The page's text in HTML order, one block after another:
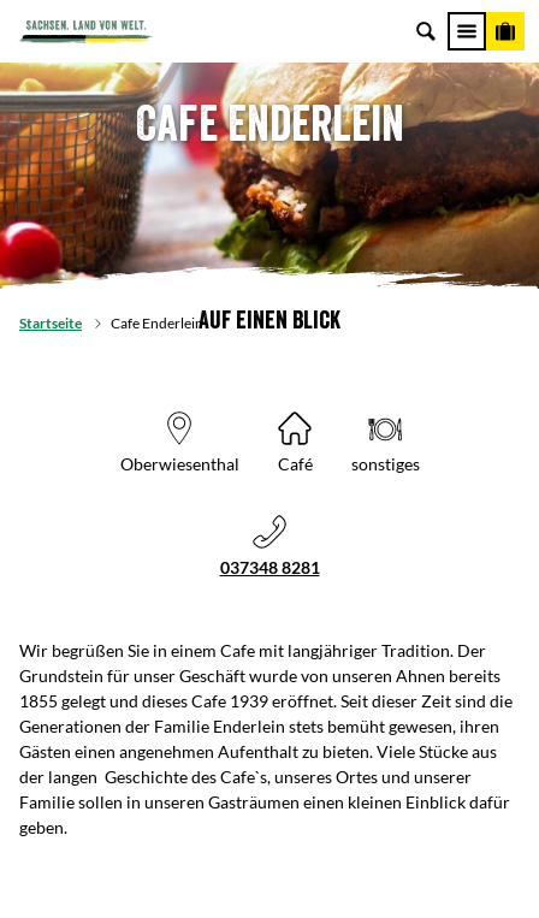
Cafe Enderlein
Startseite Cafe EnderleinAuf einen Blick
Oberwiesenthal Café sonstiges
037348 8281
Wir begrüßen Sie in einem Cafe mit langjähriger Tradition. Der
Grundstein für unser Geschäft wurde von unseren Ahnen bereits
1855 gelegt und dieses Cafe 1939 eröffnet. Seit dieser Zeit sind die
Generationen der Familie Enderlein stets bemüht gewesen, ihren
Gästen einen angenehmen Aufenthalt zu bieten. Viele Stücke aus
der langen Geschichte des Cafe`s, unseres Ortes und unserer
Familie sollen in unseren Gasträumen einen kleinen Einblick dafür
geben.